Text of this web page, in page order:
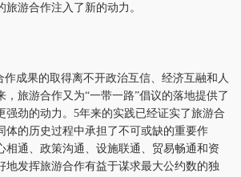
游合作注入了新的动力。
成果的取得离不开政治互信、经济互融和人
，旅游合作又为“一带一路”倡议的落地提供了
强劲的动力。5年来的实践已经证实了旅游合
体的历史过程中承担了不可或缺的重要作
相通、政策沟通、设施联通、贸易畅通和资
地发挥旅游合作有益于谋求最大公约数的独